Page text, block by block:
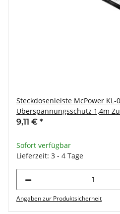
Steckdosenleiste McPower KL-
Überspannungsschutz 1,4m
9,11 € *
Sofort verfügbar
Lieferzeit: 3 - 4 Tage
Angaben zur Produktsicherheit